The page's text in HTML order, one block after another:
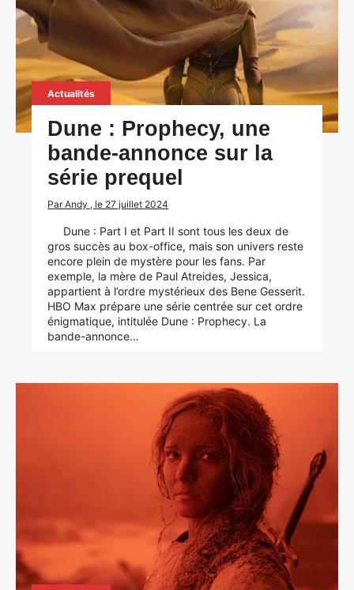
Actualités
Dune : Prophecy, une
bande-annonce sur la
série prequel
Par Andy , le 27 juillet 2024
Dune : Part I et Part II sont tous les deux de
gros succès au box-office, mais son univers reste
encore plein de mystère pour les fans. Par
exemple, la mère de Paul Atreides, Jessica,
appartient à l’ordre mystérieux des Bene Gesserit.
HBO Max prépare une série centrée sur cet ordre
énigmatique, intitulée Dune : Prophecy. La
bande-annonce…